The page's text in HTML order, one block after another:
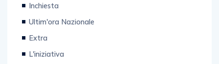
Inchiesta
Ultim'ora Nazionale
Extra
L'iniziativa